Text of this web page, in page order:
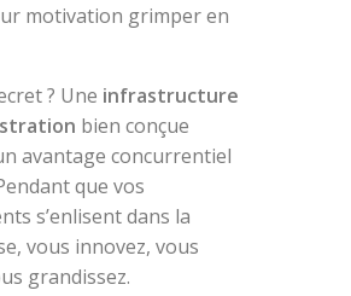
motivation grimper en
? Une infrastructure
bien conçue
avantage concurrentiel
que vos
s’enlisent dans la
vous innovez, vous
grandissez.